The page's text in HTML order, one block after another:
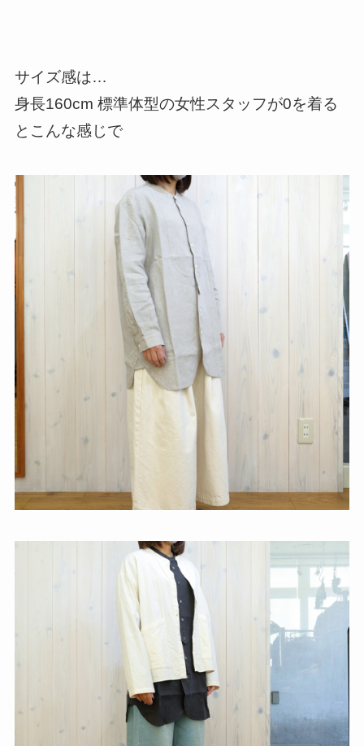
サイズ感は…
身長160cm 標準体型の女性スタッフが0を着る
とこんな感じで